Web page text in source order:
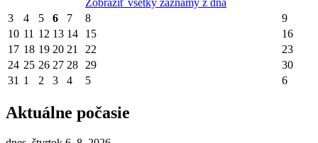
Zobraziť všetky záznamy z dňa
3
4 5 6 7 8
9
10 11 12 13 14 15
16
17 18 19 20 21 22
23
24 25 26 27 28 29
30
31 1 2 3 4 5 6
Aktuálne počasie